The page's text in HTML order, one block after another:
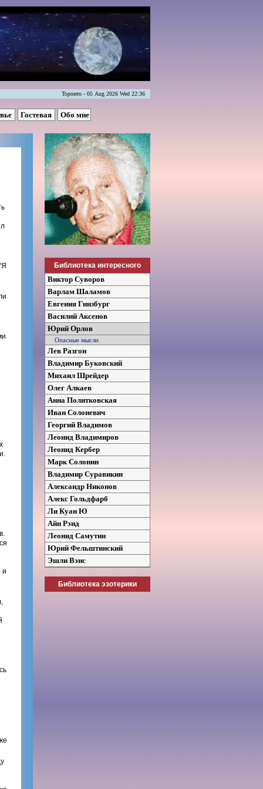
Торонто - 05 Aug 2026 Wed 22:36
Гостевая Обо мне
и
Библиотека интересного
Виктор Суворов
Варлам Шаламов
Евгения Гинзбург
Василий Аксенов
Юрий Орлов
Опасные мысли
Лев Разгон
Владимир Буковский
Михаил Шрейдер
Олег Алкаев
Анна Политковская
Иван Солоневич
Георгий Владимов
Леонид Владимиров
Леонид Кербер
Марк Солонин
Владимир Суравикин
Александр Никонов
Алекс Гольдфарб
Ли Куан Ю
Айн Рэнд
Леонид Самутин
Юрий Фельштинский
Эшли Вэнс
Библиотека эзотерики